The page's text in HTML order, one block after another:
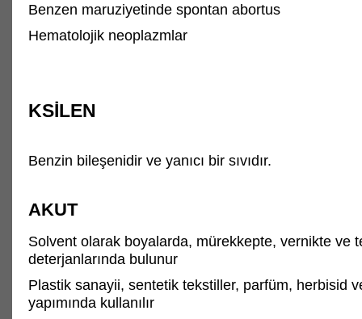
Benzen maruziyetinde spontan abortus
Hematolojik neoplazmlar
KSİLEN
Benzin bileşenidir ve yanıcı bir sıvıdır.
AKUT
Solvent olarak boyalarda, mürekkepte, vernikte ve
deterjanlarında bulunur
Plastik sanayii, sentetik tekstiller, parfüm, herbisid
yapımında kullanılır